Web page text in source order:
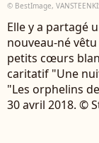
© BestImage,
Elle y a partagé
nouveau-né
petits cœurs
caritatif "Une
"Les orphelins
30 avril 2018. ©